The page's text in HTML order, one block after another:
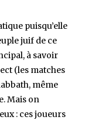
puisqu’elle
juif de ce
à savoir
(les matches
même
Mais on
: ces joueurs